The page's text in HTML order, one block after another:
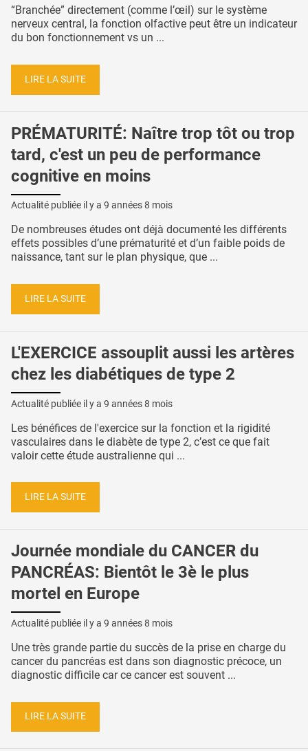
“Branchée” directement (comme l’œil) sur le système
nerveux central, la fonction olfactive peut être un indicateur
du bon fonctionnement vs un ...
LIRE LA SUITE
PRÉMATURITÉ: Naître trop tôt ou trop
tard, c'est un peu de performance
cognitive en moins
Actualité publiée il y a 9 années 8 mois
De nombreuses études ont déjà documenté les différents
effets possibles d’une prématurité et d’un faible poids de
naissance, tant sur le plan physique, que ...
LIRE LA SUITE
L'EXERCICE assouplit aussi les artères
chez les diabétiques de type 2
Actualité publiée il y a 9 années 8 mois
Les bénéfices de l'exercice sur la fonction et la rigidité
vasculaires dans le diabète de type 2, c’est ce que fait
valoir cette étude australienne qui ...
LIRE LA SUITE
Journée mondiale du CANCER du
PANCRÉAS: Bientôt le 3è le plus
mortel en Europe
Actualité publiée il y a 9 années 8 mois
Une très grande partie du succès de la prise en charge du
cancer du pancréas est dans son diagnostic précoce, un
diagnostic difficile car ce cancer est souvent ...
LIRE LA SUITE